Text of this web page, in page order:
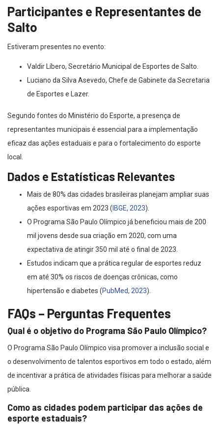
Participantes e Representantes de
Salto
Estiveram presentes no evento:
Valdir Líbero, Secretário Municipal de Esportes de Salto.
Luciano da Silva Asevedo, Chefe de Gabinete da Secretaria
de Esportes e Lazer.
Segundo fontes do Ministério do Esporte, a presença de
representantes municipais é essencial para a implementação
eficaz das ações estaduais e para o fortalecimento do esporte
local.
Dados e Estatísticas Relevantes
Mais de 80% das cidades brasileiras planejam ampliar suas
ações esportivas em 2023 ( IBGE, 2023).
O Programa São Paulo Olímpico já beneficiou mais de 200
mil jovens desde sua criação em 2020, com uma
expectativa de atingir 350 mil até o final de 2023.
Estudos indicam que a prática regular de esportes reduz
em até 30% os riscos de doenças crônicas, como
hipertensão e diabetes (PubMed, 2023).
FAQs – Perguntas Frequentes
Qual é o objetivo do Programa São Paulo Olímpico?
O Programa São Paulo Olímpico visa promover a inclusão social e
o desenvolvimento de talentos esportivos em todo o estado, além
de incentivar a prática de atividades físicas para melhorar a saúde
pública.
Como as cidades podem participar das ações de
esporte estaduais?